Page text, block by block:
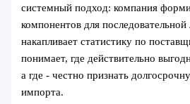
системный подход: компания
компонентов для последовательной
накапливает статистику по
понимает, где действительно
а где - честно признать
импорта.